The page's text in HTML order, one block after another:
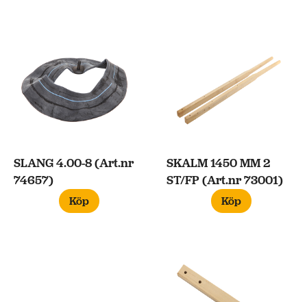
SKALM 1450 MM 2
ST/FP (Art.nr 73001)
Köp
SLANG 4.00-8 (Art.nr
74657)
Köp